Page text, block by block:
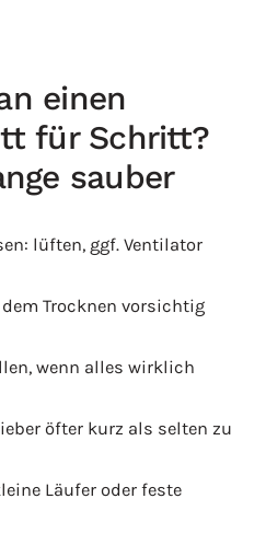
einen
für Schritt?
sauber
lüften, ggf. Ventilator
Trocknen vorsichtig
wenn alles wirklich
öfter kurz als selten zu
Läufer oder feste